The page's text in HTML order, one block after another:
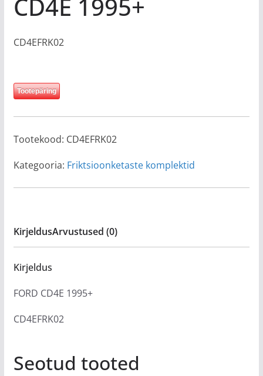
CD4E 1995+
CD4EFRK02
Tootepäring
Tootekood: CD4EFRK02
Kategooria: Friktsioonketaste komplektid
KirjeldusArvustused (0)
Kirjeldus
FORD CD4E 1995+
CD4EFRK02
Seotud tooted